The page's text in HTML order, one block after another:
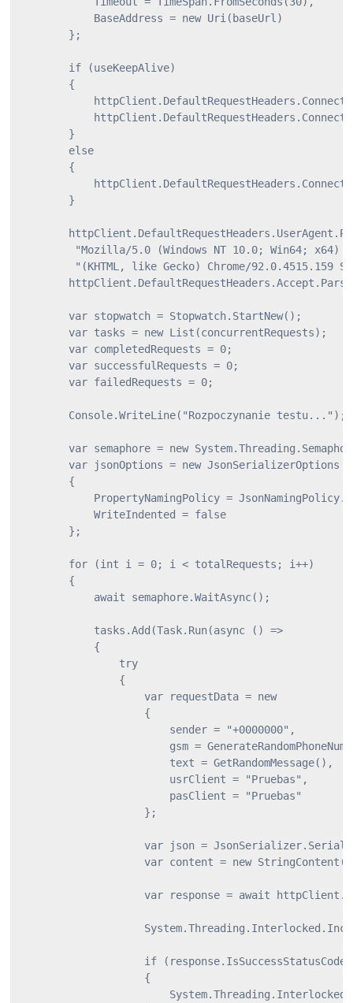
            BaseAddress = new Uri(baseUrl)
        };
        if (useKeepAlive)
        {
        }
        else
        {
        }
"Mozilla/5.0 (Windows NT 10.0; Win64; x64)
"(KHTML, like Gecko) Chrome/92.0.4515.159
        var stopwatch = Stopwatch.StartNew();
        var tasks = new List
(concurrentRequests);
        var completedRequests = 0;
        var successfulRequests = 0;
        var failedRequests = 0;
        Console.WriteLine("Rozpoczynanie testu...");
var semaphore = new
        var jsonOptions = new JsonSerializerOptions
        {
PropertyNamingPolicy =
            WriteIndented = false
        };
        for (int i = 0; i < totalRequests; i++)
        {
            await semaphore.WaitAsync();
            tasks.Add(Task.Run(async () =>
            {
                try
                {
                    var requestData = new
                    {
                        sender = "+0000000",
gsm =
                        text = GetRandomMessage(),
                        usrClient = "Pruebas",
                        pasClient = "Pruebas"
                    };
var json =
var content = new
var response = await
                    if (response.IsSuccessStatusCode)
                    {